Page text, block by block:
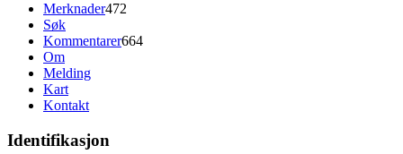
Merknader472
Søk
Kommentarer664
Om
Melding
Kart
Kontakt
Identifikasjon